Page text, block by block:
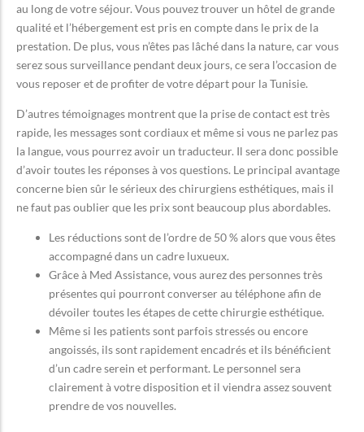
au long de votre séjour. Vous pouvez trouver un hôtel de grande
qualité et l’hébergement est pris en compte dans le prix de la
prestation. De plus, vous n’êtes pas lâché dans la nature, car vous
serez sous surveillance pendant deux jours, ce sera l’occasion de
vous reposer et de profiter de votre départ pour la Tunisie.
D’autres témoignages montrent que la prise de contact est très
rapide, les messages sont cordiaux et même si vous ne parlez pas
la langue, vous pourrez avoir un traducteur. Il sera donc possible
d’avoir toutes les réponses à vos questions. Le principal avantage
concerne bien sûr le sérieux des chirurgiens esthétiques, mais il
ne faut pas oublier que les prix sont beaucoup plus abordables.
Les réductions sont de l’ordre de 50 % alors que vous êtes
accompagné dans un cadre luxueux.
Grâce à Med Assistance, vous aurez des personnes très
présentes qui pourront converser au téléphone afin de
dévoiler toutes les étapes de cette chirurgie esthétique.
Même si les patients sont parfois stressés ou encore
angoissés, ils sont rapidement encadrés et ils bénéficient
d’un cadre serein et performant. Le personnel sera
clairement à votre disposition et il viendra assez souvent
prendre de vos nouvelles.